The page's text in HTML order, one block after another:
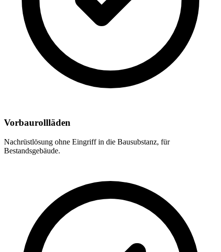
Vorbaurollläden
Nachrüstlösung ohne Eingriff in die Bausubstanz, für
Bestandsgebäude.